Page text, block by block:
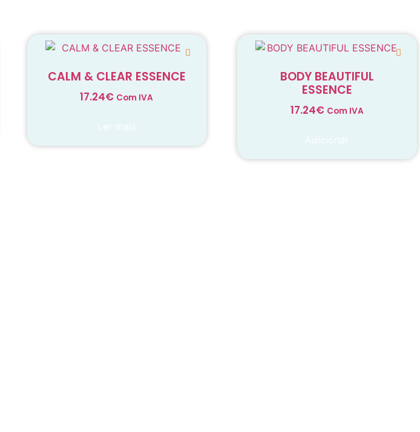
CALM & CLEAR ESSENCE
17.24€ Com IVA
Ler mais
BODY BEAUTIFUL
ESSENCE
17.24€ Com IVA
Adicionar